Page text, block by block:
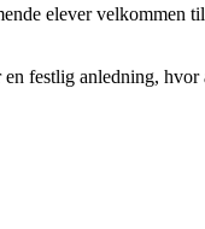
elever
festlig anledning,